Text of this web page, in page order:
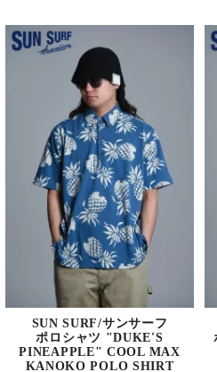
SUN SURF/サンサーフ
ポロシャツ "DUKE'S
PINEAPPLE" COOL MAX
KANOKO POLO SHIRT